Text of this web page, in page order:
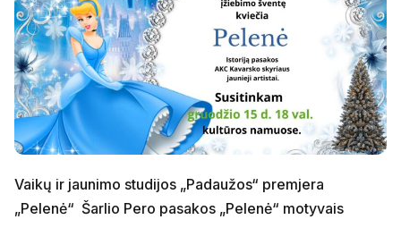
Vaikų ir jaunimo studijos „Padaužos“ premjera
„Pelenė“ Šarlio Pero pasakos „Pelenė“ motyvais